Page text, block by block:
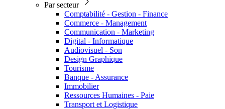
Par secteur
Comptabilité - Gestion - Finance
Commerce - Management
Communication - Marketing
Digital - Informatique
Audiovisuel - Son
Design Graphique
Tourisme
Banque - Assurance
Immobilier
Ressources Humaines - Paie
Transport et Logistique